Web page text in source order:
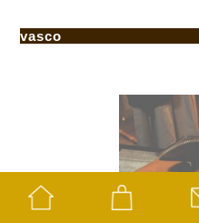
vasco